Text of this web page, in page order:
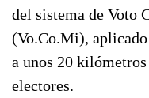
del sistema de Voto
(Vo.Co.Mi),
a unos 20 kilómetros
electores.